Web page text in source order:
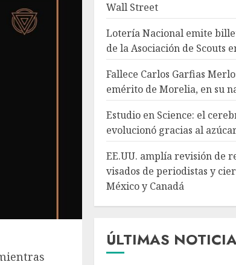
Wall Street
Lotería Nacional emite
de la Asociación de Scouts
Fallece Carlos Garfias
emérito de Morelia, en su
Estudio en Science: el
evolucionó gracias al
EE.UU. amplía revisión de
visados de periodistas y
México y Canadá
ÚLTIMAS
4
azúcar
5
de
ciertos
México
1